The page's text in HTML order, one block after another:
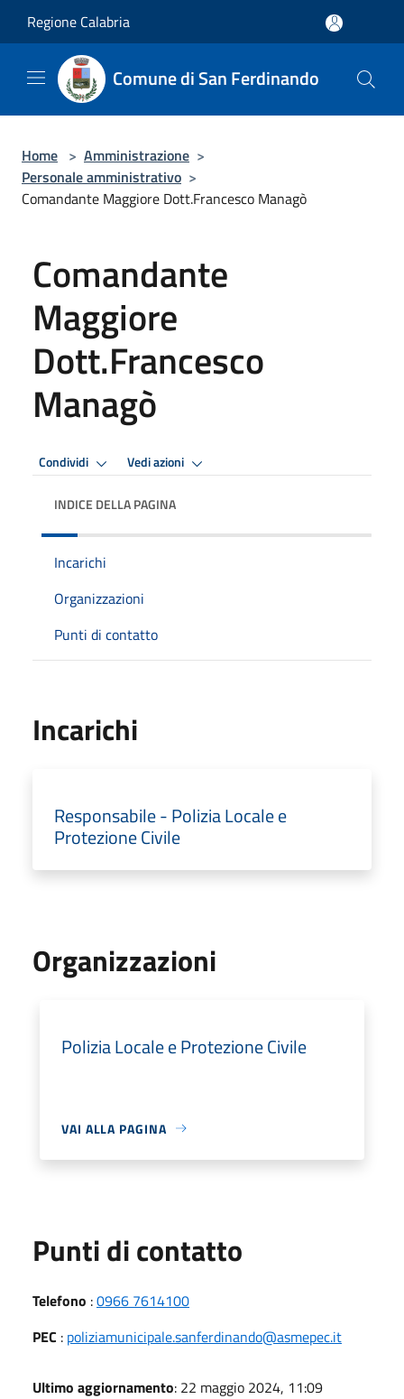
Regione Calabria
Comune di San Ferdinando
Home > Amministrazione >
Personale amministrativo >
Comandante Maggiore Dott.Francesco Managò
Comandante
Maggiore
Dott.Francesco
Managò
Condividi Vedi azioni
INDICE DELLA PAGINA
Incarichi
Organizzazioni
Punti di contatto
Incarichi
Responsabile - Polizia Locale e
Protezione Civile
Organizzazioni
Polizia Locale e Protezione Civile
VAI ALLA PAGINA
Punti di contatto
Telefono :0966 7614100
PEC : poliziamunicipale.sanferdinando@asmepec.it
Ultimo aggiornamento: 22 maggio 2024, 11:09